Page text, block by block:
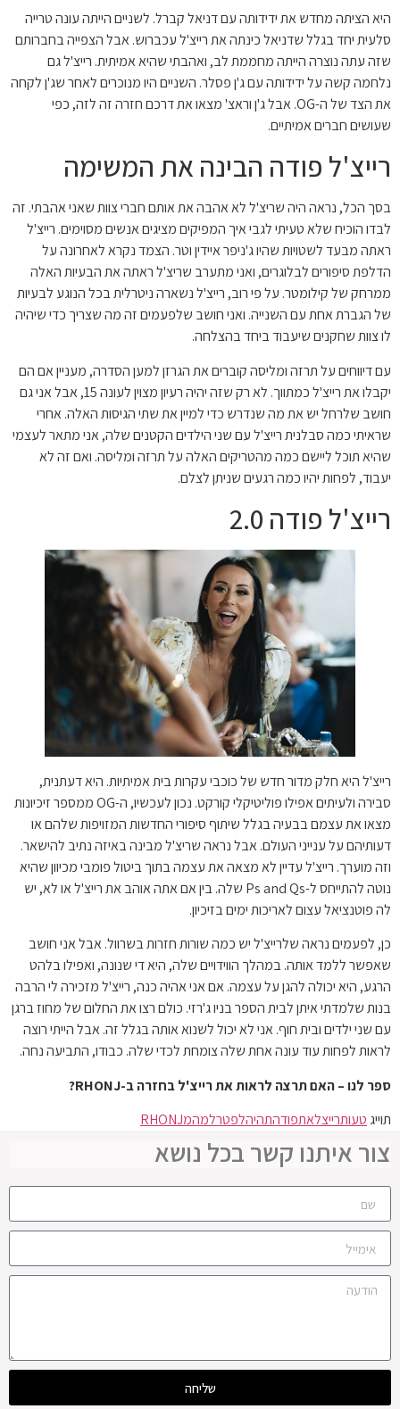
היא הציתה מחדש את ידידותה עם דניאל קברל. לשניים הייתה עונה טרייה
סלעית יחד בגלל שדניאל כינתה את רייצ'ל עכברוש. אבל הצפייה בחברותם
שזה עתה נוצרה הייתה מחממת לב, ואהבתי שהיא אמיתית. רייצ'ל גם
נלחמה קשה על ידידותה עם ג'ן פסלר. השניים היו מנוכרים לאחר שג'ן לקחה
את הצד של ה-OG. אבל ג'ן וראצ' מצאו את דרכם חזרה זה לזה, כפי
שעושים חברים אמיתיים.
רייצ'ל פודה הבינה את המשימה
בסך הכל, נראה היה שריצ'ל לא אהבה את אותם חברי צוות שאני אהבתי. זה
לבדו הוכיח שלא טעיתי לגבי איך המפיקים מציגים אנשים מסוימים. רייצ'ל
ראתה מבעד לשטויות שהיו ג'ניפר איידין וטר. הצמד נקרא לאחרונה על
הדלפת סיפורים לבלוגרים, ואני מתערב שריצ'ל ראתה את הבעיות האלה
ממרחק של קילומטר. על פי רוב, רייצ'ל נשארה ניטרלית בכל הנוגע לבעיות
של הגברת אחת עם השנייה. ואני חושב שלפעמים זה מה שצריך כדי שיהיה
לו צוות שחקנים שיעבוד ביחד בהצלחה.
עם דיווחים על תרזה ומליסה קוברים את הגרזן למען הסדרה, מעניין אם הם
יקבלו את רייצ'ל כמתווך. לא רק שזה יהיה רעיון מצוין לעונה 15, אבל אני גם
חושב שלרחל יש את מה שנדרש כדי למיין את שתי הגיסות האלה. אחרי
שראיתי כמה סבלנית רייצ'ל עם שני הילדים הקטנים שלה, אני מתאר לעצמי
שהיא תוכל ליישם כמה מהטריקים האלה על תרזה ומליסה. ואם זה לא
יעבוד, לפחות יהיו כמה רגעים שניתן לצלם.
רייצ'ל פודה 2.0
רייצ'ל היא חלק מדור חדש של כוכבי עקרות בית אמיתיות. היא דעתנית,
סבירה ולעיתים אפילו פוליטיקלי קורקט. נכון לעכשיו, ה-OG ממספר זיכיונות
מצאו את עצמם בבעיה בגלל שיתוף סיפורי החדשות המזויפות שלהם או
דעותיהם על ענייני העולם. אבל נראה שריצ'ל מבינה באיזה נתיב להישאר.
וזה מוערך. רייצ'ל עדיין לא מצאה את עצמה בתוך ביטול פומבי מכיוון שהיא
נוטה להתייחס ל-Ps and Qs שלה. בין אם אתה אוהב את רייצ'ל או לא, יש
לה פוטנציאל עצום לאריכות ימים בזיכיון.
כן, לפעמים נראה שלרייצ'ל יש כמה שורות חזרות בשרוול. אבל אני חושב
שאפשר ללמד אותה. במהלך הווידויים שלה, היא די שנונה, ואפילו בלהט
הרגע, היא יכולה להגן על עצמה. אם אני אהיה כנה, רייצ'ל מזכירה לי הרבה
בנות שלמדתי איתן לבית הספר בניו ג'רזי. כולם רצו את החלום של מחוז ברגן
עם שני ילדים ובית חוף. אני לא יכול לשנוא אותה בגלל זה. אבל הייתי רוצה
לראות לפחות עוד עונה אחת שלה צומחת לכדי שלה. כבודו, התביעה נחה.
ספר לנו – האם תרצה לראות את רייצ'ל בחזרה ב-RHONJ?
תוייג טעותרייצלאתפודהתהיהלפטרלמהמRHONJ
צור איתנו קשר בכל נושא
שליחה